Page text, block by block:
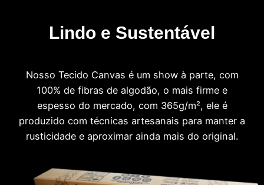
Lindo e Sustentável
Nosso Tecido Canvas é um show à parte, com
100% de fibras de algodão, o mais firme e
espesso do mercado, com 365g/m², ele é
produzido com técnicas artesanais para manter a
rusticidade e aproximar ainda mais do original.